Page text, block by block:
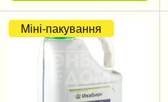
Міні-пакування